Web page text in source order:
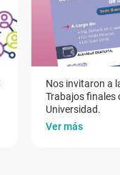
Nos invitaron a
Trabajos finales
Universidad.
Ver más